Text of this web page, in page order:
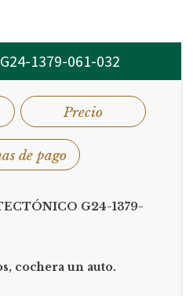
G24-1379-061-032
Precio
de pago
G24-1379-
cochera un auto.